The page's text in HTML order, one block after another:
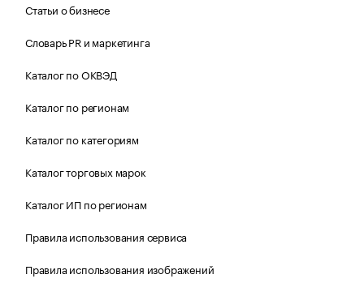
Статьи о бизнесе
Словарь PR и маркетинга
Каталог по ОКВЭД
Каталог по регионам
Каталог по категориям
Каталог торговых марок
Каталог ИП по регионам
Правила использования сервиса
Правила использования изображений